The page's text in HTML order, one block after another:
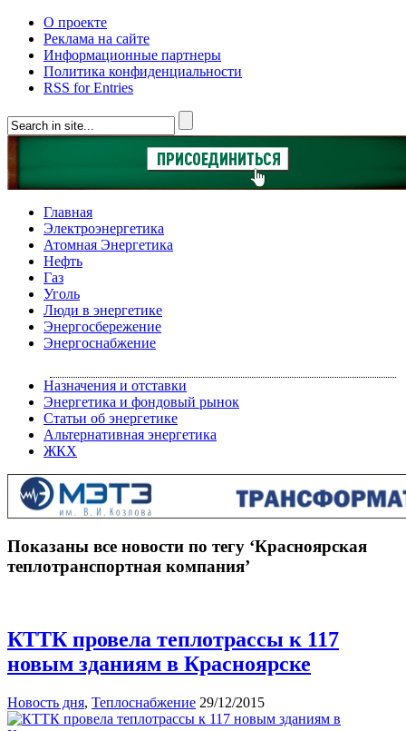
О проекте
Реклама на сайте
Информационные партнеры
Политика конфиденциальности
RSS for Entries
Главная
Электроэнергетика
Атомная Энергетика
Нефть
Газ
Уголь
Люди в энергетике
Энергосбережение
Энергоснабжение
Назначения и отставки
Энергетика и фондовый рынок
Статьи об энергетике
Альтернативная энергетика
ЖКХ
Показаны все новости по тегу ‘Красноярская
теплотранспортная компания’
КТТК провела теплотрассы к 117
новым зданиям в Красноярске
Новость дня, Теплоснабжение 29/12/2015